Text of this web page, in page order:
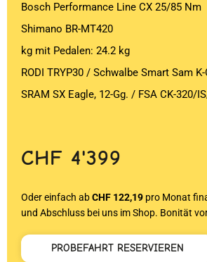
Bosch Performance Line CX 25/85 Nm
Shimano BR-MT420
kg mit Pedalen: 24.2 kg
RODI TRYP30 / Schwalbe Smart Sam K-
SRAM SX Eagle, 12-Gg. / FSA CK-320/
CHF 4'399
Oder einfach abCHF 122,19 pro Monat
und Abschluss bei uns im Shop. Bonität
PROBEFAHRT RESERVIEREN